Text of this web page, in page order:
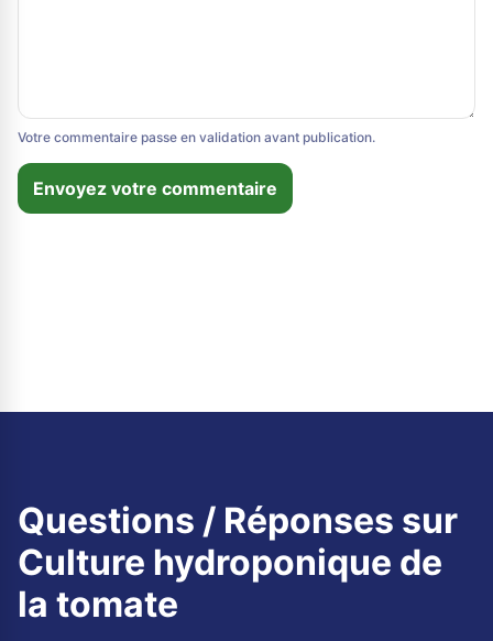
Votre commentaire passe en validation avant publication.
Envoyez votre commentaire
Questions / Réponses sur
Culture hydroponique de
la tomate